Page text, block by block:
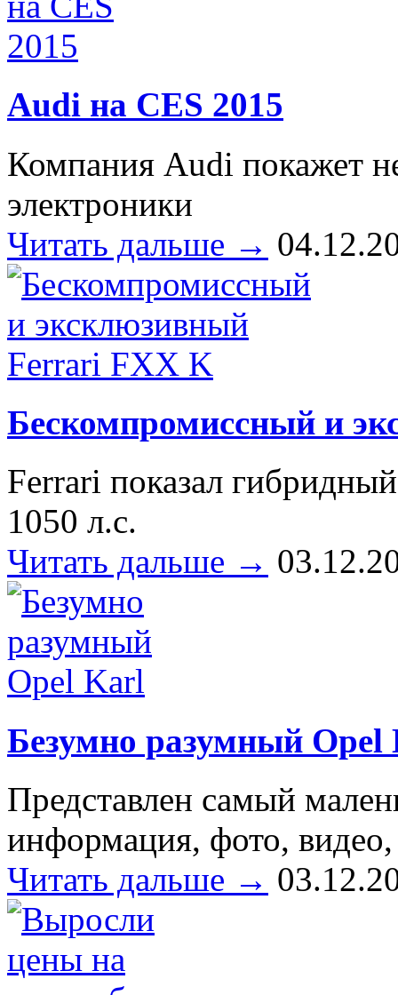
Audi на CES 2015
Компания Audi покажет
электроники
Читать дальше →
Бескомпромиссный и
Ferrari показал
1050 л.с.
Читать дальше →
Безумно разумный
Представлен самый
информация, фото, видео,
Читать дальше →